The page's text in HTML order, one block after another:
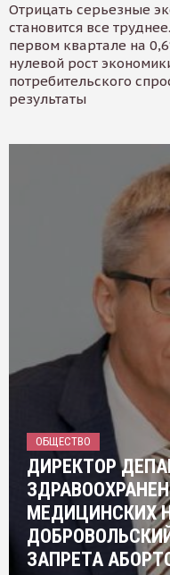
Отрицать серьезные
становится все
первом квартале на
нулевой рост
потребительского
результаты
ОБЩЕСТВО
ДИРЕКТОР
МЕДИЦИНСКИХ
ЗАПРЕТА